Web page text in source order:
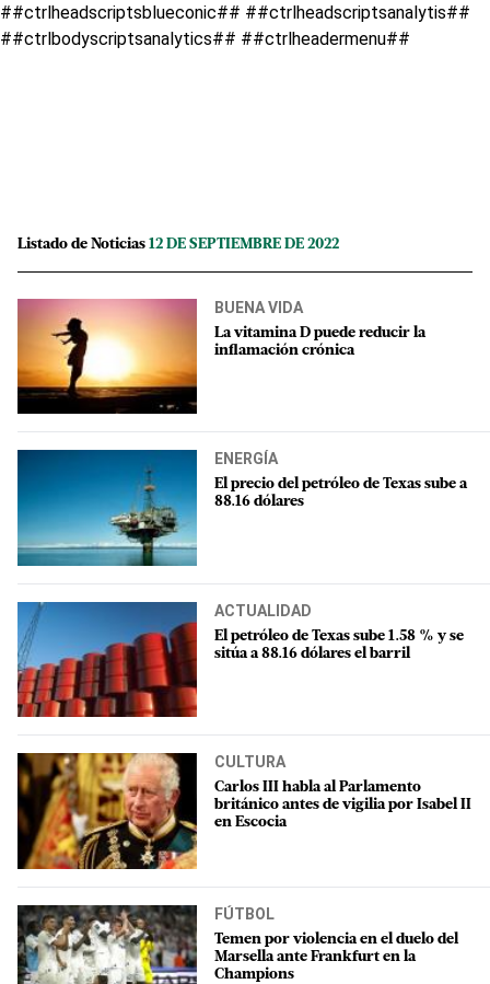
##ctrlheadscriptsblueconic## ##ctrlheadscriptsanalytis##
##ctrlbodyscriptsanalytics## ##ctrlheadermenu##
Listado de Noticias 12 DE SEPTIEMBRE DE 2022
BUENA VIDA
La vitamina D puede reducir la
inflamación crónica
ENERGÍA
El precio del petróleo de Texas sube a
88.16 dólares
ACTUALIDAD
El petróleo de Texas sube 1.58 % y se
sitúa a 88.16 dólares el barril
CULTURA
Carlos III habla al Parlamento
británico antes de vigilia por Isabel II
en Escocia
FÚTBOL
Temen por violencia en el duelo del
Marsella ante Frankfurt en la
Champions